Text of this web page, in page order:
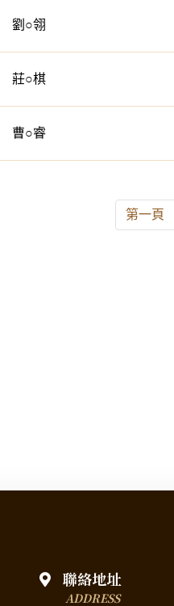
劉○翎
莊○棋
曹○睿
第一頁
聯絡地址
ADDRESS